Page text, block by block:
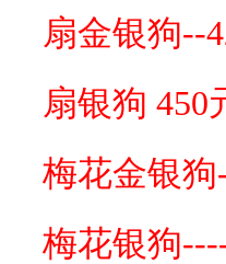
扇金银狗--
扇银狗 450
梅花金银狗
梅花银狗